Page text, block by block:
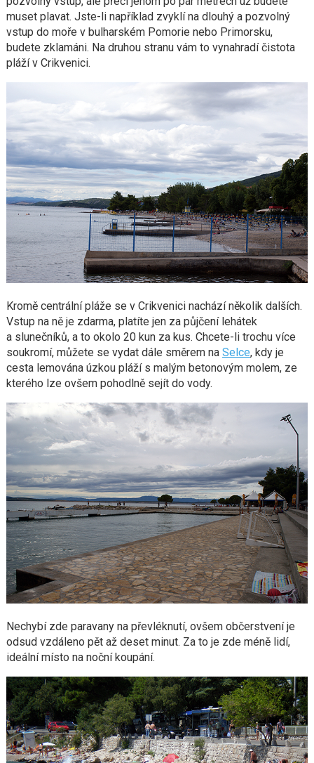
muset plavat. Jste-li například zvyklí na dlouhý a pozvolný
vstup do moře v bulharském Pomorie nebo Primorsku,
budete zklamáni. Na druhou stranu vám to vynahradí čistota
pláží v Crikvenici.
Kromě centrální pláže se v Crikvenici nachází několik dalších.
Vstup na ně je zdarma, platíte jen za půjčení lehátek
a slunečníků, a to okolo 20 kun za kus. Chcete-li trochu více
soukromí, můžete se vydat dále směrem na Selce, kdy je
cesta lemována úzkou pláží s malým betonovým molem, ze
kterého lze ovšem pohodlně sejít do vody.
Nechybí zde paravany na převléknutí, ovšem občerstvení je
odsud vzdáleno pět až deset minut. Za to je zde méně lidí,
ideální místo na noční koupání.